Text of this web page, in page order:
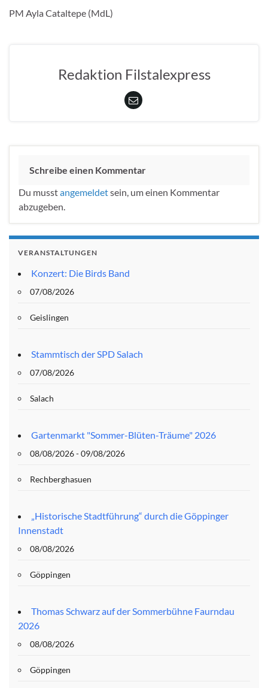
PM Ayla Cataltepe (MdL)
Redaktion Filstalexpress
Schreibe einen Kommentar
Du musstangemeldetsein, um einen Kommentar
abzugeben.
VERANSTALTUNGEN
Konzert: Die Birds Band
07/08/2026
Geislingen
Stammtisch der SPD Salach
07/08/2026
Salach
Gartenmarkt "Sommer-Blüten-Träume" 2026
08/08/2026 - 09/08/2026
Rechberghasuen
„Historische Stadtführung“ durch die Göppinger
Innenstadt
08/08/2026
Göppingen
Thomas Schwarz auf der Sommerbühne Faurndau
2026
08/08/2026
Göppingen